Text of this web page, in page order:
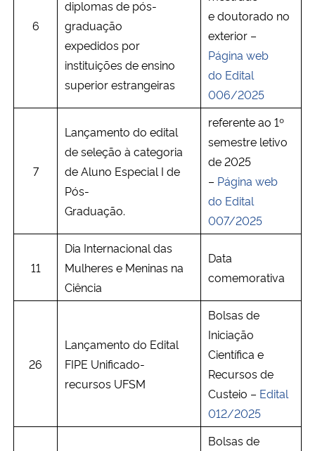
Banco Central do Brasil
6
diplomas de pós-
graduação
expedidos por
instituições de ensino
superior estrangeiras
e doutorado no
exterior –
Página web
do Edital
006/2025
7
Lançamento do edital
de seleção à categoria
de Aluno Especial I de
Pós-
Graduação.
referente ao 1º
semestre letivo
de 2025
– Página web
do Edital
007/2025
11
Dia Internacional das
Mulheres e Meninas na
Ciência
Data
comemorativa
26
Lançamento do Edital
FIPE Unificado-
recursos UFSM
Bolsas de
Iniciação
Científica e
Recursos de
Custeio – Edital
012/2025
Bolsas de